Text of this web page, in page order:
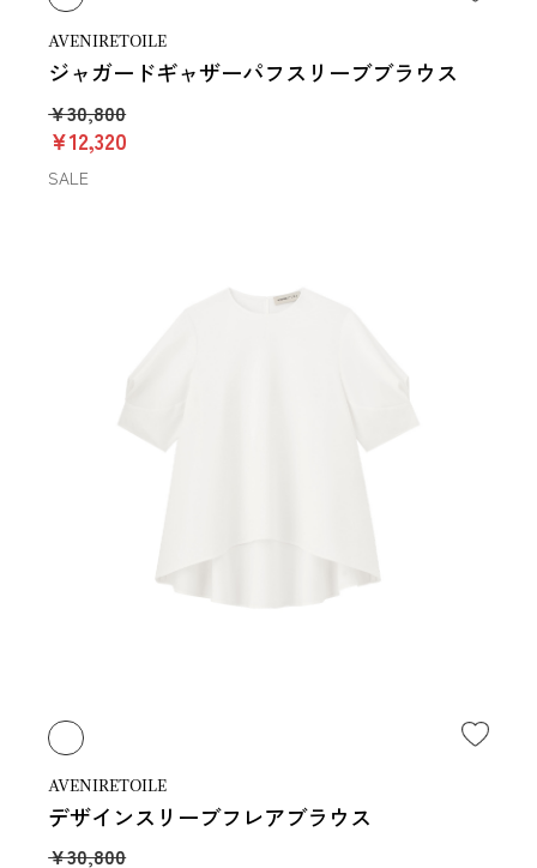
AVENIRETOILE
ジャガードギャザーパフスリーブブラウス
￥30,800
￥12,320
SALE
AVENIRETOILE
デザインスリーブフレアブラウス
￥30,800